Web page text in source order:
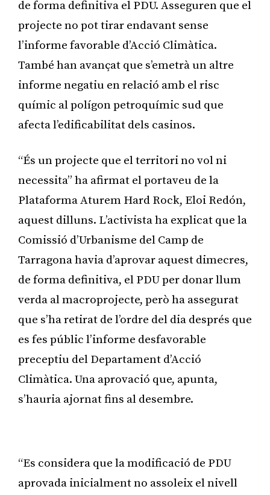
de forma definitiva el PDU. Asseguren que el
projecte no pot tirar endavant sense
l’informe favorable d’Acció Climàtica.
També han avançat que s’emetrà un altre
informe negatiu en relació amb el risc
químic al polígon petroquímic sud que
afecta l’edificabilitat dels casinos.
“És un projecte que el territori no vol ni
necessita” ha afirmat el portaveu de la
Plataforma Aturem Hard Rock, Eloi Redón,
aquest dilluns. L’activista ha explicat que la
Comissió d’Urbanisme del Camp de
Tarragona havia d’aprovar aquest dimecres,
de forma definitiva, el PDU per donar llum
verda al macroprojecte, però ha assegurat
que s’ha retirat de l’ordre del dia després que
es fes públic l’informe desfavorable
preceptiu del Departament d’Acció
Climàtica. Una aprovació que, apunta,
s’hauria ajornat fins al desembre.
“Es considera que la modificació de PDU
aprovada inicialment no assoleix el nivell